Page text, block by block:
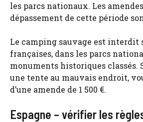
les parcs nationaux. Les
dépassement de cette période
Le camping sauvage est interdit
françaises, dans les parcs
monuments historiques classés.
une tente au mauvais endroit,
d’une amende de 1 500 €.
Espagne – vérifier les